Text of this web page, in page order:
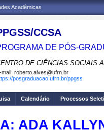
Acadêmicas
CCSA
DE PÓS-
DE CIÊNCIAS SOCIAIS
mail: roberto.alves@ufrn.br
posgraduacao.ufrn.br/ppgss
Calendário Processos
ADA